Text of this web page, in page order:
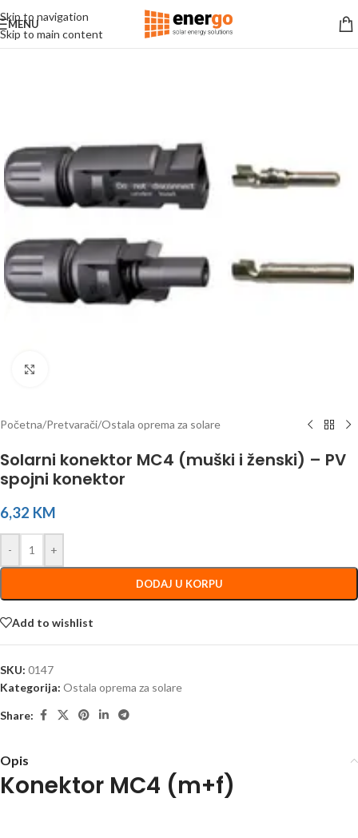
Skip to navigation
Skip to main content
MENU
Početna/Pretvarači/Ostala oprema za solare
Solarni konektor MC4 (muški i ženski) – PV
spojni konektor
6,32 KM
- +
DODAJ U KORPU
Add to wishlist
SKU: 0147
Kategorija: Ostala oprema za solare
Share:
Opis
Konektor MC4 (m+f)